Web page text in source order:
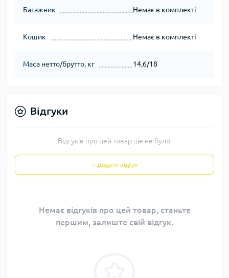
Багажник Немає в комплекті
Кошик Немає в комплекті
Маса нетто/брутто, кг 14,6/18
Відгуки
Відгуків про цей товар ще не було.
+ Додати відгук
Немає відгуків про цей товар, станьте
першим, залиште свій відгук.